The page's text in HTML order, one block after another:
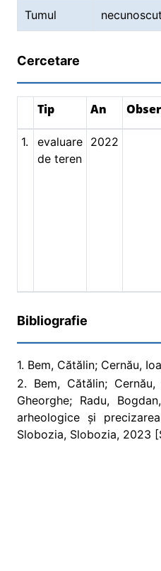
Tumul
Cercetare
Tip An
1.
evaluare
de teren
2022
Bibliografie
1. Bem, Cătălin; Cernău,
2. Bem, Cătălin;
Gheorghe; Radu,
arheologice și
Slobozia, Slobozia, 2023